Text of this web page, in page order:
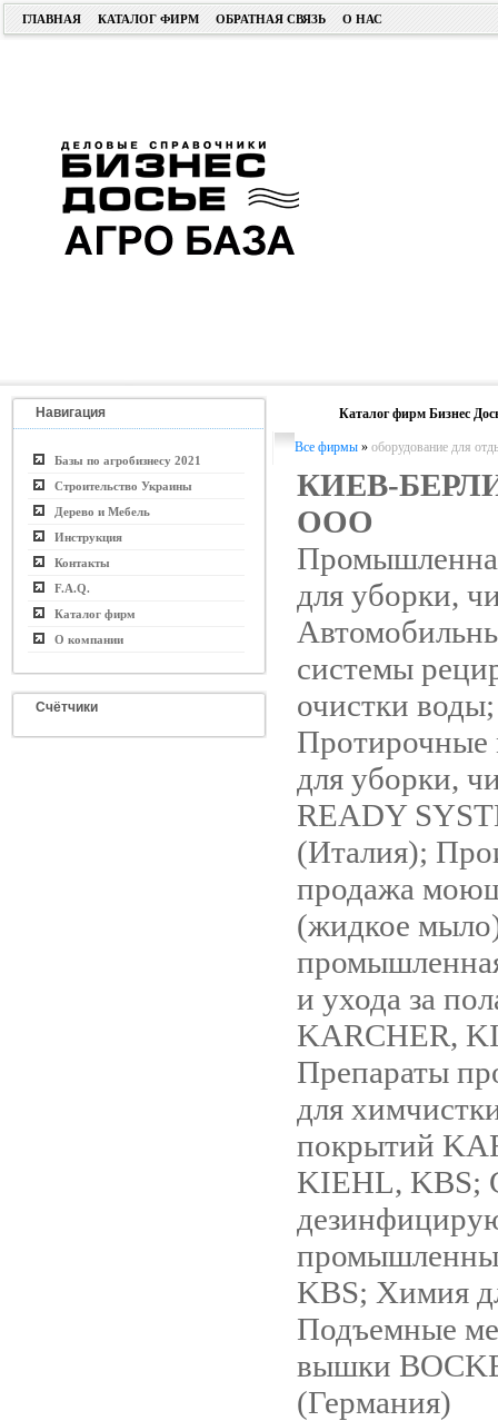
ГЛАВНАЯ КАТАЛОГ ФИРМ ОБРАТНАЯ СВЯЗЬ О НАС
Навигация
Базы по агробизнесу 2021
Строительство Украины
Дерево и Мебель
Инструкция
Контакты
F.A.Q.
Каталог фирм
О компании
Счётчики
Каталог фирм Бизнес
Все фирмы » оборудование для
КИЕВ-
ООО
для уборки,
системы
очистки воды;
Протирочные
для уборки,
READY
(Италия);
продажа
(жидкое
и ухода за
KARCHER,
Препараты
для
покрытий
KIEHL, KBS;
KBS; Химия
Подъемные
вышки
(Германия)